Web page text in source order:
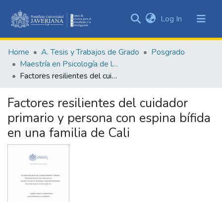
&
Collections
All of DSpace
Statistics
Log In (current)
Home A. Tesis y Trabajos de Grado
Posgrado
Maestría en Psicología de la Salud
Factores resilientes del cuidador primario y persona con espina bífida en una familia de Cali
Factores resilientes del cuidador
primario y persona con espina bífida
en una familia de Cali